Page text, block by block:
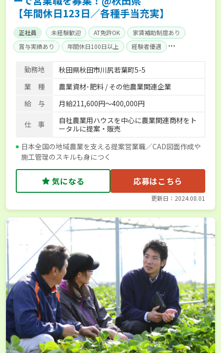
【年間休日123日／各種手当充実】
正社員 未経験歓迎 AT免許OK
家賃補助制度あり
賞与実績あり
年間休日100日以上
経験者優遇
産休･育休取得実績あり
社会保険完備 単身寮あり
勤務地
秋田県秋田市川尻若葉町5-5
業 種
農業資材･肥料 / その他農業関連企業
給 与
月給211,600円～400,000円
仕 事
自社農業用ハウスを中心に農業関連商材をト
ータルに提案・販売
日本全国の地域農業を支える提案営業職／CAD図面作成や
施工管理のスキルも身につく
気になる 応募はこちら
更新日：2024.08.01